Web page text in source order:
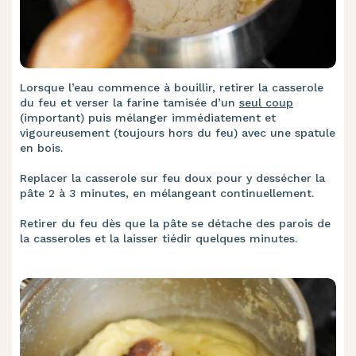
Lorsque l’eau commence à bouillir, retirer la casserole
du feu et verser la farine tamisée d’un seul coup
(important) puis mélanger immédiatement et
vigoureusement (toujours hors du feu) avec une spatule
en bois.
Replacer la casserole sur feu doux pour y dessécher la
pâte 2 à 3 minutes, en mélangeant continuellement.
Retirer du feu dès que la pâte se détache des parois de
la casseroles et la laisser tiédir quelques minutes.